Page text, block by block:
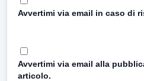
Avvertimi via email in caso di
Avvertimi via email alla
articolo.